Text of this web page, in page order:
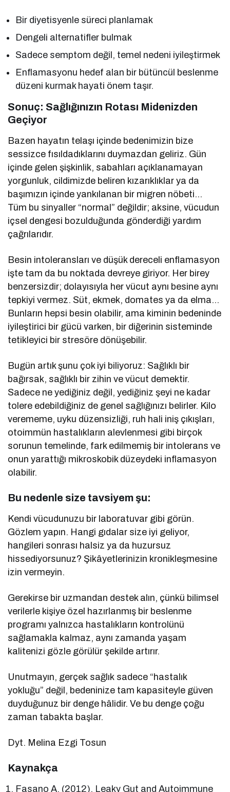
Bir diyetisyenle süreci planlamak
Dengeli alternatifler bulmak
Sadece semptom değil, temel nedeni iyileştirmek
Enflamasyonu hedef alan bir bütüncül beslenme
düzeni kurmak hayati önem taşır.
Sonuç: Sağlığınızın Rotası Midenizden
Geçiyor
Bazen hayatın telaşı içinde bedenimizin bize
sessizce fısıldadıklarını duymazdan geliriz. Gün
içinde gelen şişkinlik, sabahları açıklanamayan
yorgunluk, cildimizde beliren kızarıklıklar ya da
başımızın içinde yankılanan bir migren nöbeti…
Tüm bu sinyaller “normal” değildir; aksine, vücudun
içsel dengesi bozulduğunda gönderdiği yardım
çağrılarıdır.
Besin intoleransları ve düşük dereceli enflamasyon
işte tam da bu noktada devreye giriyor. Her birey
benzersizdir; dolayısıyla her vücut aynı besine aynı
tepkiyi vermez. Süt, ekmek, domates ya da elma…
Bunların hepsi besin olabilir, ama kiminin bedeninde
iyileştirici bir gücü varken, bir diğerinin sisteminde
tetikleyici bir stresöre dönüşebilir.
Bugün artık şunu çok iyi biliyoruz: Sağlıklı bir
bağırsak, sağlıklı bir zihin ve vücut demektir.
Sadece ne yediğiniz değil, yediğiniz şeyi ne kadar
tolere edebildiğiniz de genel sağlığınızı belirler. Kilo
verememe, uyku düzensizliği, ruh hali iniş çıkışları,
otoimmün hastalıkların alevlenmesi gibi birçok
sorunun temelinde, fark edilmemiş bir intolerans ve
onun yarattığı mikroskobik düzeydeki inflamasyon
olabilir.
Bu nedenle size tavsiyem şu:
Kendi vücudunuzu bir laboratuvar gibi görün.
Gözlem yapın. Hangi gıdalar size iyi geliyor,
hangileri sonrası halsiz ya da huzursuz
hissediyorsunuz? Şikâyetlerinizin kronikleşmesine
izin vermeyin.
Gerekirse bir uzmandan destek alın, çünkü bilimsel
verilerle kişiye özel hazırlanmış bir beslenme
programı yalnızca hastalıkların kontrolünü
sağlamakla kalmaz, aynı zamanda yaşam
kalitenizi gözle görülür şekilde artırır.
Unutmayın, gerçek sağlık sadece “hastalık
yokluğu” değil, bedeninize tam kapasiteyle güven
duyduğunuz bir denge hâlidir. Ve bu denge çoğu
zaman tabakta başlar.
Dyt. Melina Ezgi Tosun
Kaynakça
Fasano A. (2012). Leaky Gut and Autoimmune